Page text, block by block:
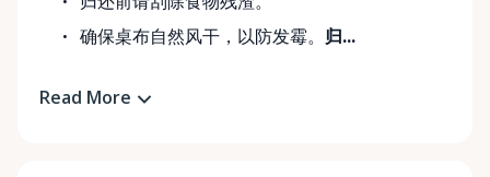
确保桌布自然风干，以防发霉。 归...
Read More